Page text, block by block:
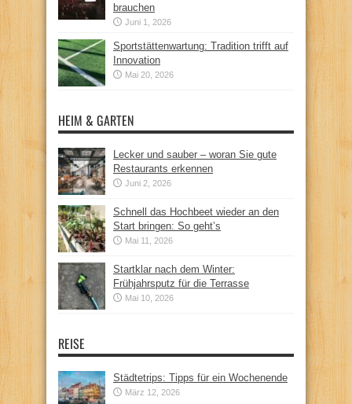
brauchen
Juni 1, 2026
Sportstättenwartung: Tradition trifft auf
Innovation
Mai 20, 2026
HEIM & GARTEN
Lecker und sauber – woran Sie gute
Restaurants erkennen
Juni 2, 2026
Schnell das Hochbeet wieder an den
Start bringen: So geht’s
Mai 11, 2026
Startklar nach dem Winter:
Frühjahrsputz für die Terrasse
Mai 10, 2026
REISE
Städtetrips: Tipps für ein Wochenende
März 12, 2026